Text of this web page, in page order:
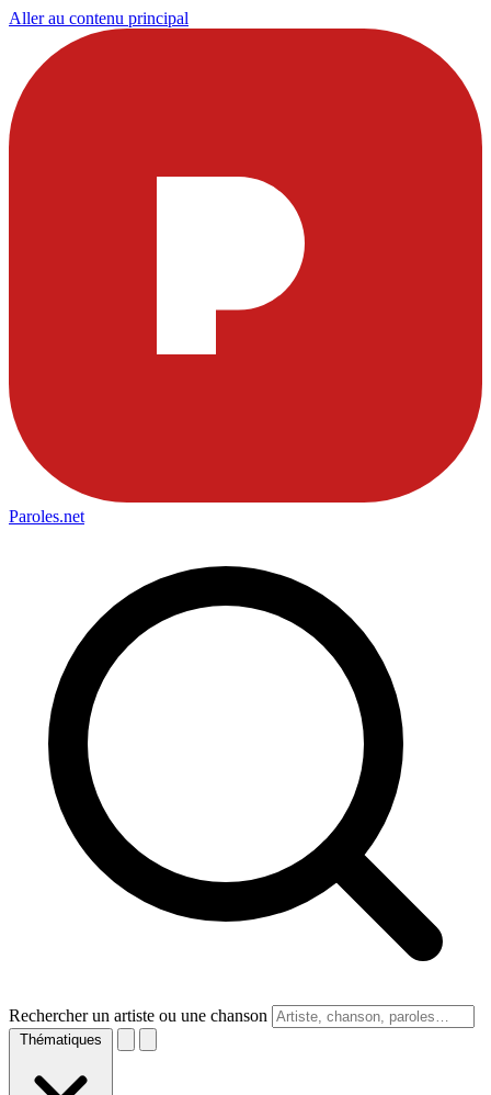
Aller au contenu principal
Paroles.net
Rechercher un artiste ou une chanson
Thématiques